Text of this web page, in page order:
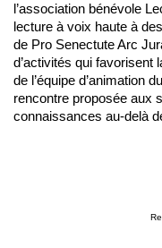
l’association bénévole
lecture à voix haute à
de Pro Senectute Arc
d’activités qui favorisent
de l’équipe d’animation
rencontre proposée aux
connaissances au-delà